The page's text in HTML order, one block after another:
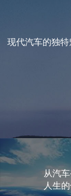
现代汽车的独
从汽
人生